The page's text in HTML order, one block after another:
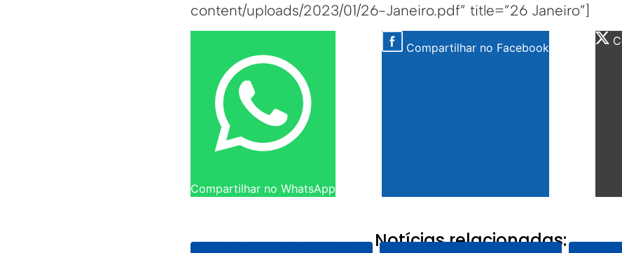
content/uploads/2023/01/26-Janeiro.pdf” title=”26 Janeiro”]
Compartilhar no WhatsApp
Compartilhar no Facebook
Notícias relacionadas: